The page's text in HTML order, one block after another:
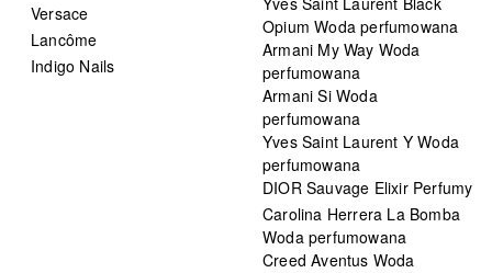
Versace
Lancôme
Indigo Nails
Opium Woda perfumowana
Armani My Way Woda
perfumowana
Armani Si Woda
perfumowana
Yves Saint Laurent Y Woda
perfumowana
DIOR Sauvage Elixir Perfumy
Carolina Herrera La Bomba
Woda perfumowana
Creed Aventus Woda